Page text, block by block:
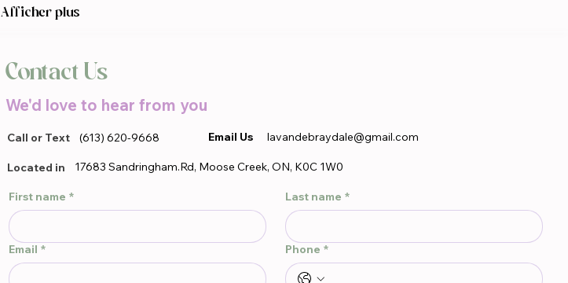
Afficher plus
Contact Us
We'd love to hear from you
Call or Text (613) 620-9668 Email Us lavandebraydale@gmail.com
Located in 17683 Sandringham.Rd, Moose Creek, ON, K0C 1W0
First name * Last name *
Email * Phone *